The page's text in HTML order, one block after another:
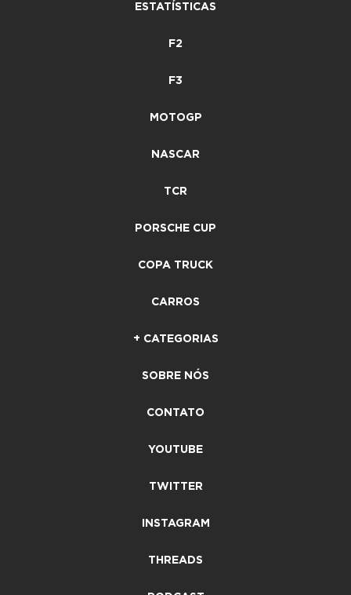
ESTATÍSTICAS
F2
F3
MOTOGP
NASCAR
TCR
PORSCHE CUP
COPA TRUCK
CARROS
+ CATEGORIAS
SOBRE NÓS
CONTATO
YOUTUBE
TWITTER
INSTAGRAM
THREADS